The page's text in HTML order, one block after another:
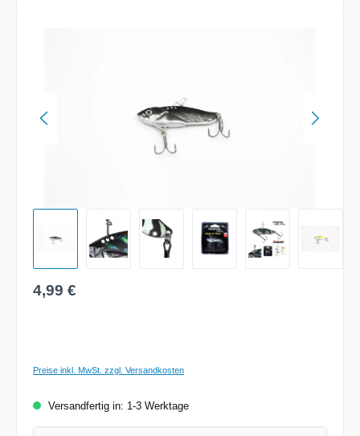
Regulärer Preis:
4,99 €
Preise inkl. MwSt. zzgl. Versandkosten
Versandfertig in: 1-3 Werktage